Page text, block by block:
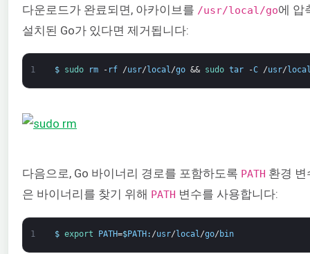
다운로드가 완료되면, 아카이브를 /usr/local/go에 압
설치된 Go가 있다면 제거됩니다:
1 $ sudo rm - rf /usr/ local/go && sudo tar -C /usr/
다음으로, Go 바이너리 경로를 포함하도록 PATH 환경
은 바이너리를 찾기 위해 PATH 변수를 사용합니다:
1 $ export PATH=$PATH: /usr/local /go/ bin